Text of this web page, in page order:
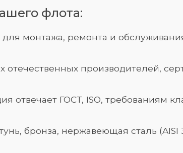
флота:
монтажа, ремонта и
производителей,
отвечает ГОСТ, ISO, требованиям
бронза, нержавеющая сталь (AISI